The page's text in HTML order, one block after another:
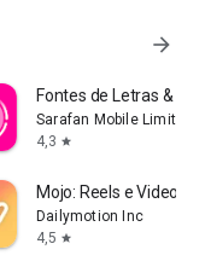
arrow_forward
Fontes de Letras &
Sarafan Mobile Limited
4,3 star
Mojo: Reels e Video
Dailymotion Inc
4,5 star